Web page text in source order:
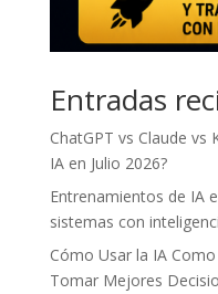
Entradas
ChatGPT vs Claude vs
IA en Julio 2026?
Entrenamientos de IA
sistemas con
Cómo Usar la IA
Tomar Mejores